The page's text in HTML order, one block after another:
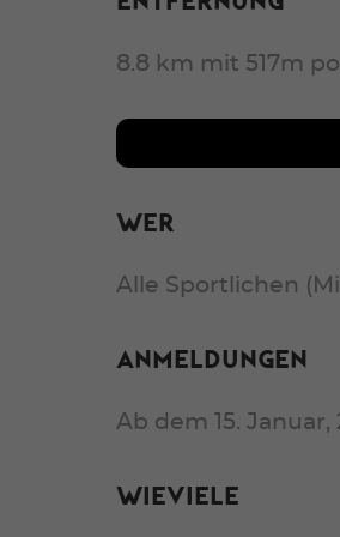
8.8 km mit 517m
Wer
Alle Sportlichen
Anmeldungen
Ab dem 15. Januar,
Wieviele